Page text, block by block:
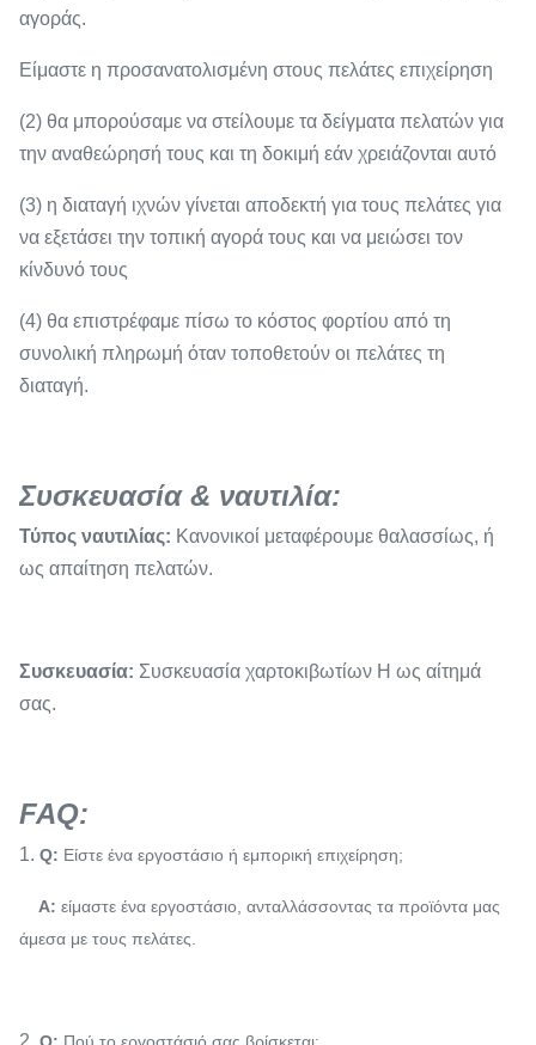
αγοράς.
Είμαστε η προσανατολισμένη στους πελάτες επιχείρηση
(2) θα μπορούσαμε να στείλουμε τα δείγματα πελατών για
την αναθεώρησή τους και τη δοκιμή εάν χρειάζονται αυτό
(3) η διαταγή ιχνών γίνεται αποδεκτή για τους πελάτες για
να εξετάσει την τοπική αγορά τους και να μειώσει τον
κίνδυνό τους
(4) θα επιστρέφαμε πίσω το κόστος φορτίου από τη
συνολική πληρωμή όταν τοποθετούν οι πελάτες τη
διαταγή.
Συσκευασία & ναυτιλία:
Τύπος ναυτιλίας: Κανονικοί μεταφέρουμε θαλασσίως, ή
ως απαίτηση πελατών.
Συσκευασία: Συσκευασία χαρτοκιβωτίων Η ως αίτημά
σας.
FAQ:
1. Q: Είστε ένα εργοστάσιο ή εμπορική επιχείρηση;
Α: είμαστε ένα εργοστάσιο, ανταλλάσσοντας τα προϊόντα μας
άμεσα με τους πελάτες.
2.